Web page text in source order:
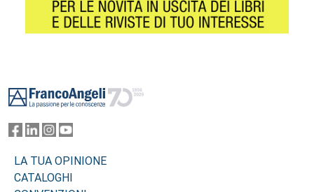
LA TUA OPINIONE
CATALOGHI